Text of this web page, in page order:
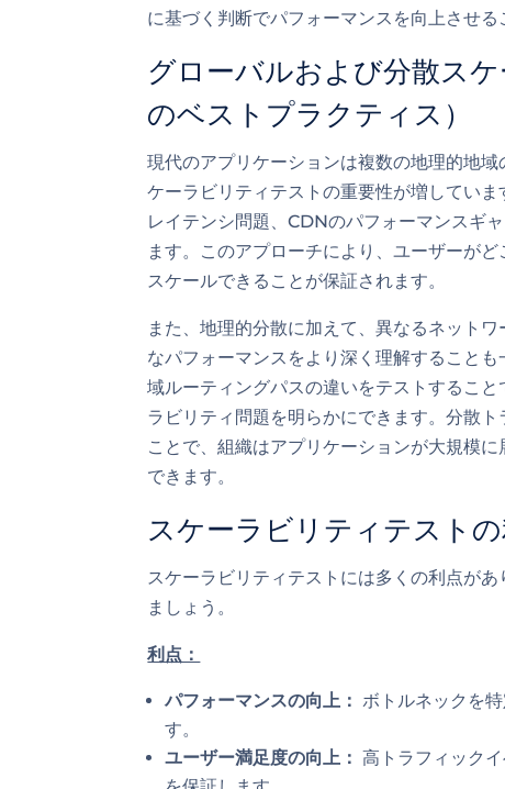
に基づく判断でパフォーマンスを向上させる
グローバルおよび分散ス
のベストプラクティス）
現代のアプリケーションは複数の地理的地
ケーラビリティテストの重要性が増してい
レイテンシ問題、CDNのパフォーマンスギ
ます。このアプローチにより、ユーザーが
スケールできることが保証されます。
また、地理的分散に加えて、異なるネット
なパフォーマンスをより深く理解すること
域ルーティングパスの違いをテストするこ
ラビリティ問題を明らかにできます。分散
ことで、組織はアプリケーションが大規模
できます。
スケーラビリティテスト
スケーラビリティテストには多くの利点が
ましょう。
利点：
パフォーマンスの向上： ボトルネックを
す。
ユーザー満足度の向上： 高トラフィック